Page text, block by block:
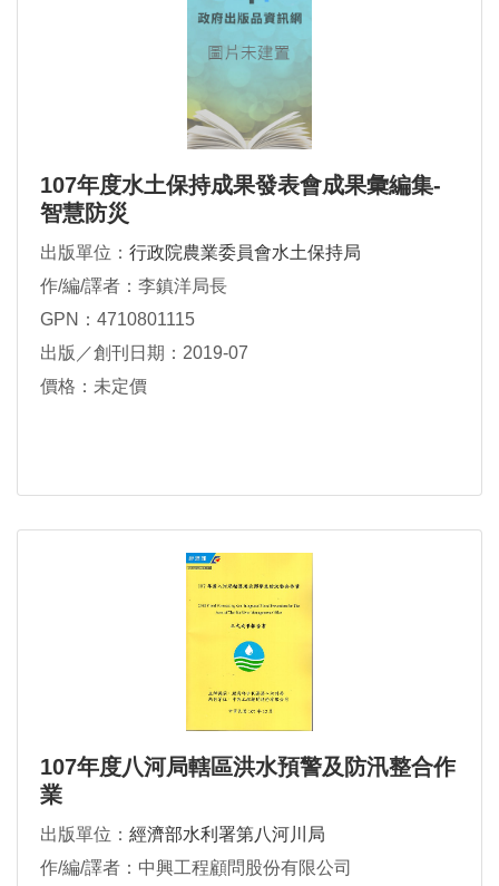
107年度水土保持成果發表會成果彙編集-
智慧防災
出版單位： 行政院農業委員會水土保持局
作/編/譯者：李鎮洋局長
GPN：4710801115
出版／創刊日期：2019-07
價格：未定價
107年度八河局轄區洪水預警及防汛整合作
業
出版單位： 經濟部水利署第八河川局
作/編/譯者：中興工程顧問股份有限公司